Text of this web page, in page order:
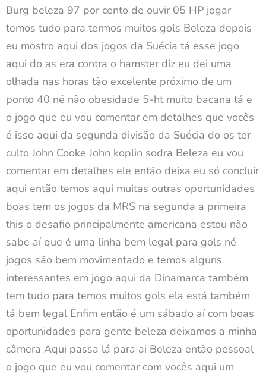
Burg beleza 97 por cento de ouvir 05 HP jogar
temos tudo para termos muitos gols Beleza depois
eu mostro aqui dos jogos da Suécia tá esse jogo
aqui do as era contra o hamster diz eu dei uma
olhada nas horas tão excelente próximo de um
ponto 40 né não obesidade 5-ht muito bacana tá e
o jogo que eu vou comentar em detalhes que vocês
é isso aqui da segunda divisão da Suécia do os ter
culto John Cooke John koplin sodra Beleza eu vou
comentar em detalhes ele então deixa eu só concluir
aqui então temos aqui muitas outras oportunidades
boas tem os jogos da MRS na segunda a primeira
this o desafio principalmente americana estou não
sabe aí que é uma linha bem legal para gols né
jogos são bem movimentado e temos alguns
interessantes em jogo aqui da Dinamarca também
tem tudo para temos muitos gols ela está também
tá bem legal Enfim então é um sábado aí com boas
oportunidades para gente beleza deixamos a minha
câmera Aqui passa lá para ai Beleza então pessoal
o jogo que eu vou comentar com vocês aqui um